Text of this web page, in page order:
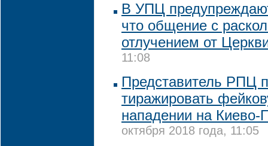
В УПЦ
что общение с
отлучением от
11:08
Представитель РПЦ
тиражировать
нападении на Киево-
октября 2018 года, 11:05